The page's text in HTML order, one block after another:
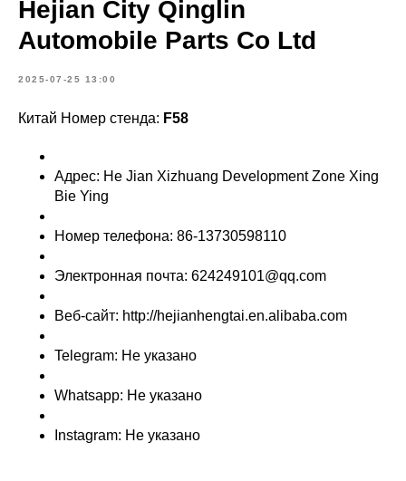
Hejian City Qinglin
Automobile Parts Co Ltd
2025-07-25 13:00
Китай Номер стенда: F58
Адрес: He Jian Xizhuang Development Zone Xing
Bie Ying
Номер телефона: 86-13730598110
Электронная почта: 624249101@qq.com
Веб-сайт: http://hejianhengtai.en.alibaba.com
Telegram: Не указано
Whatsapp: Не указано
Instagram: Не указано